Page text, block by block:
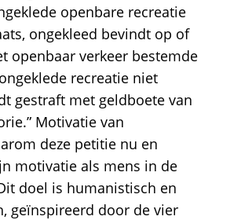
openbare recreatie
ongekleed bevindt op of
openbaar verkeer bestemde
recreatie niet
gestraft met geldboete van
Motivatie van
deze petitie nu en
motivatie als mens in de
doel is humanistisch en
geïnspireerd door de vier